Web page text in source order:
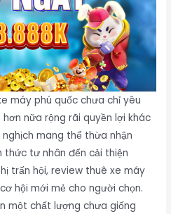
máy phú quốc chưa chỉ yêu
nữa rộng rãi quyền lợi khác
mang thể thừa nhận
thức tư nhân đến cải thiện
trấn hội, review thuê xe máy
hội mới mẻ cho người chọn.
một chất lượng chưa giống